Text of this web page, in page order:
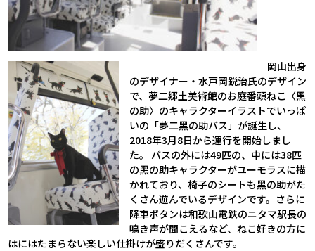
岡山出身
のデザイナー・水戸岡鋭治氏のデザイン
で、夢二郷土美術館のお庭番頭ねこ〈黑
の助〉のキャラクターイラストでいっぱ
いの「夢二黑の助バス」が誕生し、
2018年3月8日から運行を開始しまし
た。 バスの外には49匹の、中には38匹
の黑の助キャラクターがユーモラスに描
かれており、椅子のシートも黑の助がた
くさん遊んでいるデザインです。さらに
降車ボタンは和歌山電鉄のニタマ駅長の
鳴き声が聞こえるなど、ねこ好きの方に
はにはたまらない楽しい仕掛けが盛りだくさんです。